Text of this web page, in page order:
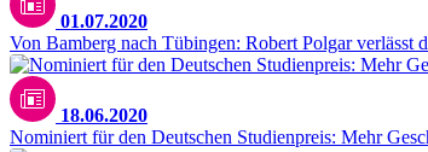
01.07.2020
Von Bamberg nach Tübingen: Robert Polgar verlässt
18.06.2020
Nominiert für den Deutschen Studienpreis: Mehr